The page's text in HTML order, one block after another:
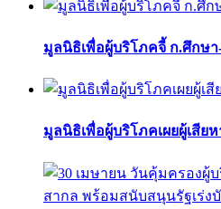
มูลนิธิเพื่อผู้บริโภคจี้ ก.ศึกษ
มูลนิธิเพื่อผู้บริโภคเผยผู้เสีย